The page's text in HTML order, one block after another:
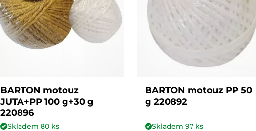
BARTON motouz
JUTA+PP 100 g+30 g
220896
Skladem 80ks
BARTON motouz PP 50
g 220892
Skladem97 ks